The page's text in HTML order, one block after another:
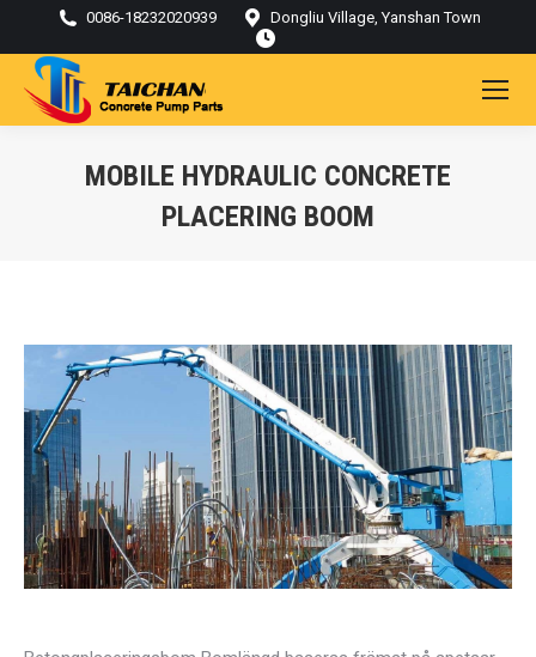
0086-18232020939 Dongliu Village, Yanshan Town
MOBILE HYDRAULIC CONCRETE
PLACERING BOOM